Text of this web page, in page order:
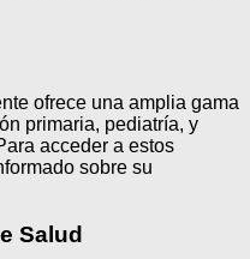
ofrece una amplia gama
primaria, pediatría, y
acceder a estos
sobre su
Salud